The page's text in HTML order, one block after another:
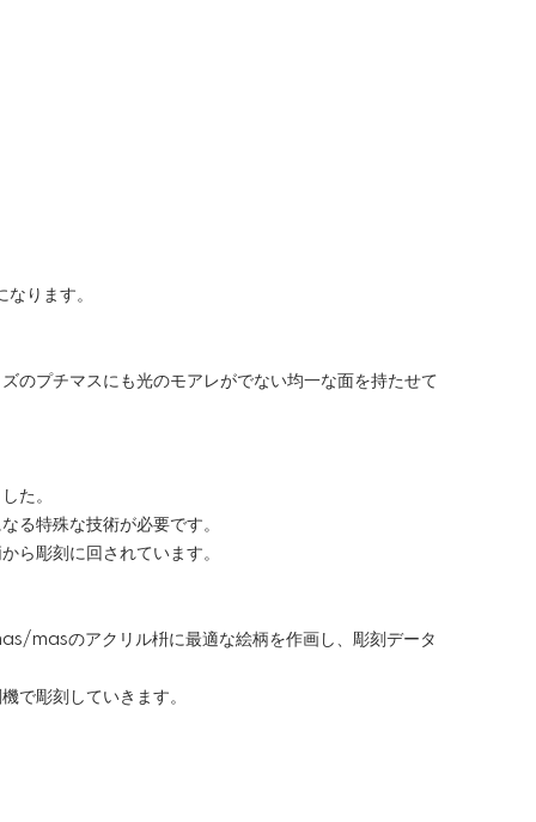
ります。
のプチマスにも光のモアレがでない均一な面を持たせて
た。
る特殊な技術が必要です。
ら彫刻に回されています。
masのアクリル枡に最適な絵柄を作画し、彫刻データ
で彫刻していきます。